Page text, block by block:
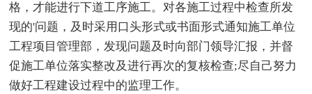
格，才能进行下道工序施工。对各施工过程中检查所发
现的'问题，及时采用口头形式或书面形式通知施工单位
工程项目管理部，发现问题及时向部门领导汇报，并督
促施工单位落实整改及进行再次的复核检查;尽自己努力
做好工程建设过程中的监理工作。